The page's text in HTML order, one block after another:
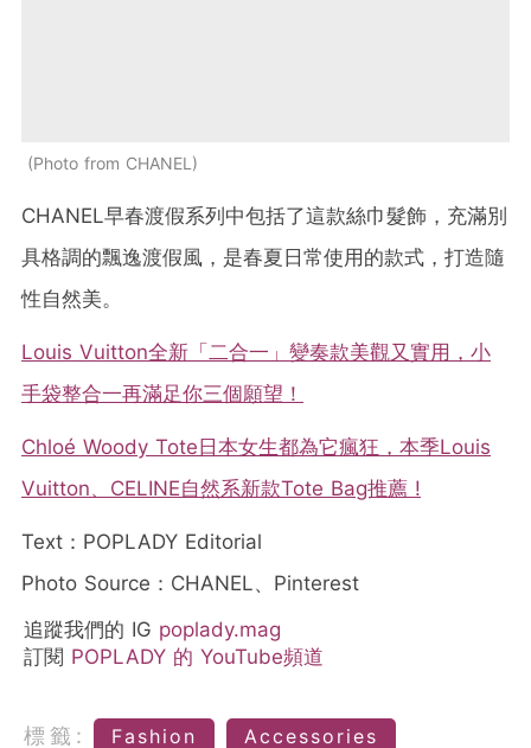
Photo from CHANEL
CHANEL早春渡假系列中包括了這款絲巾髮飾，充滿別
具格調的飄逸渡假風，是春夏日常使用的款式，打造隨
性自然美。
Louis Vuitton全新「二合一」變奏款美觀又實用，小
手袋整合一再滿足你三個願望！
Chloé Woody Tote日本女生都為它瘋狂，本季Louis
Vuitton、CELINE自然系新款Tote Bag推薦 !
Text：POPLADY Editorial
Photo Source：CHANEL、Pinterest
追蹤我們的 IG poplady.mag
訂閱 POPLADY 的 YouTube頻道
標籤: Fashion
Accessories